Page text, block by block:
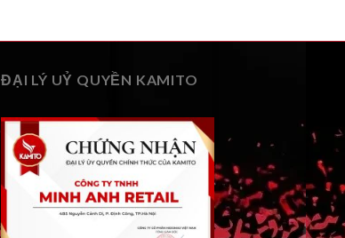
ĐẠI LÝ UỶ QUYỀN KAMITO